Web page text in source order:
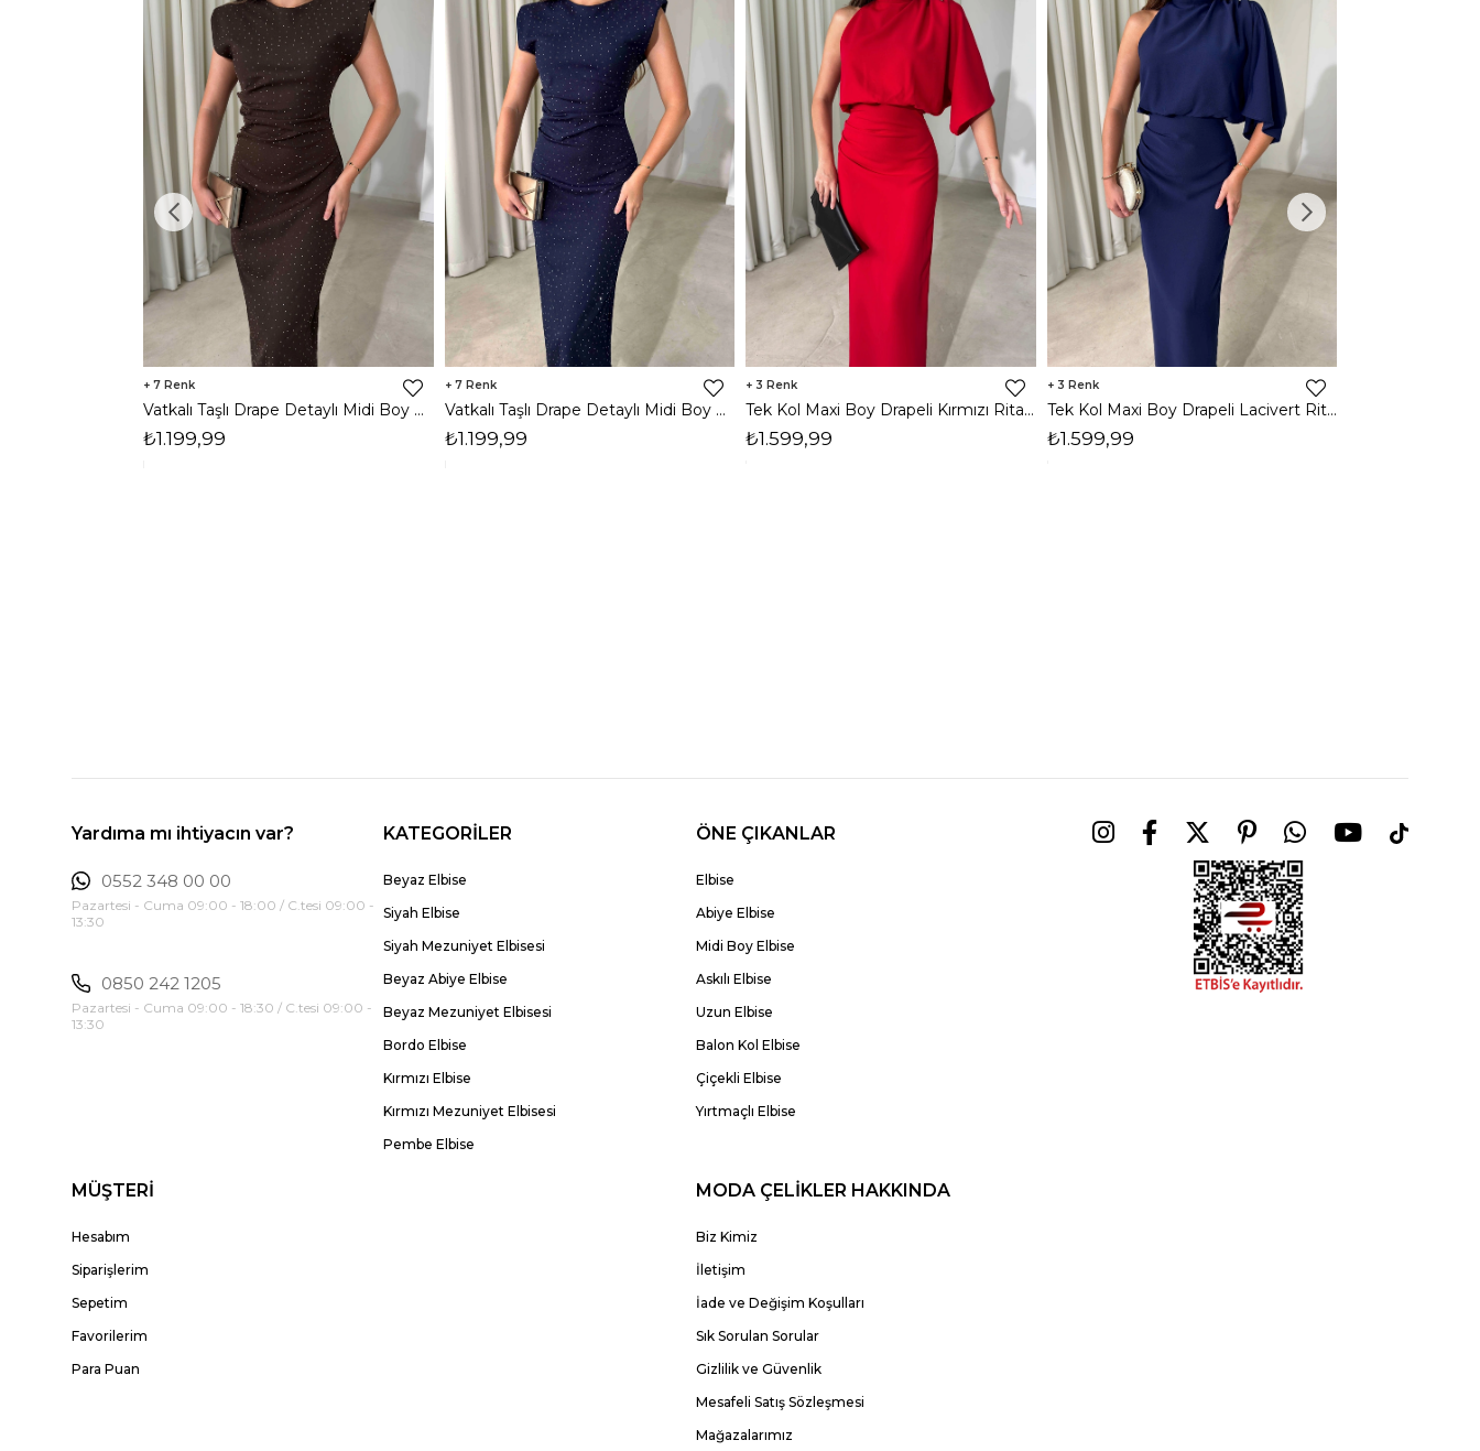
7
Vatkalı Taşlı Drape Detaylı Midi Boy Kahverengi Jesep Kadın Elbise 26Y282
₺1.199,99
7
Vatkalı Taşlı Drape Detaylı Midi Boy Lacivert Jesep Kadın Elbise 26Y282
₺1.199,99
3
Tek Kol Maxi Boy Drapeli Kırmızı Rita Kadın Elbise 26Y473
₺1.599,99
3
Tek Kol Maxi Boy Drapeli Lacivert Rita Kadın Elbise 26Y473
₺1.599,99
Yardıma mı ihtiyacın var?
0552 348 00 00
Pazartesi - Cuma 09:00 - 18:00 / C.tesi 09:00 -
13:30
0850 242 1205
Pazartesi - Cuma 09:00 - 18:30 / C.tesi 09:00 -
13:30
KATEGORİLER
Beyaz Elbise
Siyah Elbise
Siyah Mezuniyet Elbisesi
Beyaz Abiye Elbise
Beyaz Mezuniyet Elbisesi
Bordo Elbise
Kırmızı Elbise
Kırmızı Mezuniyet Elbisesi
Pembe Elbise
ÖNE ÇIKANLAR
Elbise
Abiye Elbise
Midi Boy Elbise
Askılı Elbise
Uzun Elbise
Balon Kol Elbise
Çiçekli Elbise
Yırtmaçlı Elbise
MÜŞTERİ
Hesabım
Siparişlerim
Sepetim
Favorilerim
Para Puan
MODA ÇELİKLER HAKKINDA
Biz Kimiz
İletişim
İade ve Değişim Koşulları
Sık Sorulan Sorular
Gizlilik ve Güvenlik
Mesafeli Satış Sözleşmesi
Mağazalarımız